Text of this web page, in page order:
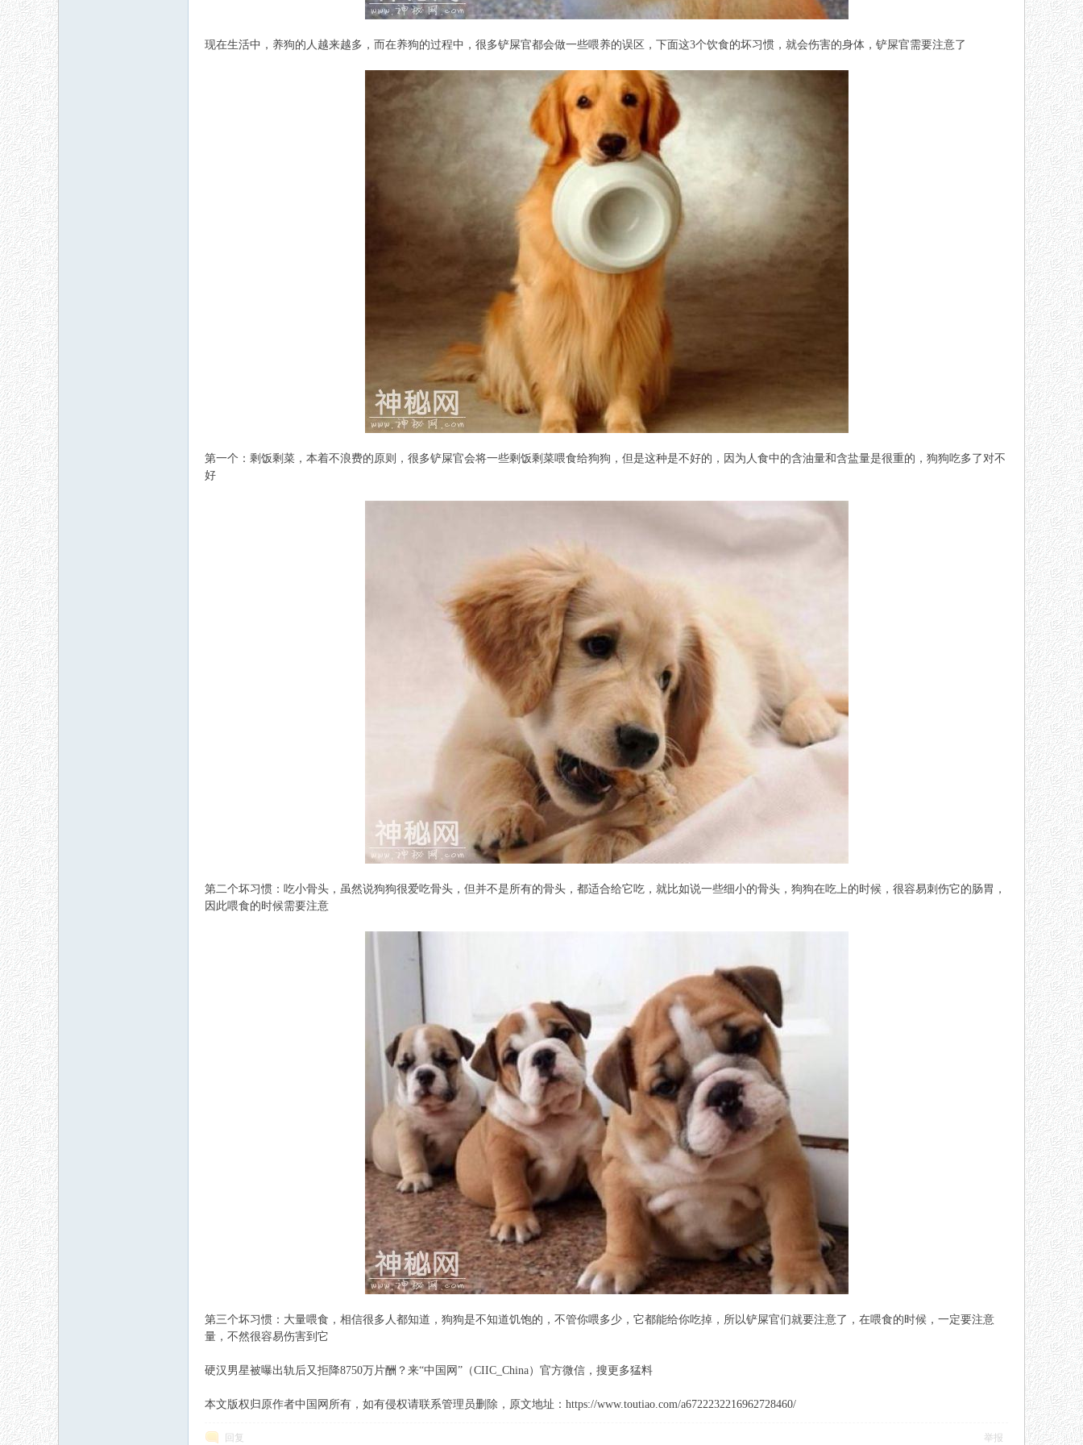
现在生活中，养狗的人越来越多，而在养狗的过程中，很多铲屎官都会做一些喂养的误区，下面这3个饮食的坏习惯，就会伤害的身体 ，铲屎官需要注意了
第一个：剩饭剩菜，本着不浪费的原则，很多铲屎官会将一些剩饭剩菜喂食给狗狗，但是这种是不好的，因为人食中的含油量和含盐量是很重的，狗狗吃多了对不
好
第二个坏习惯：吃小骨头，虽然说狗狗很爱吃骨头，但并不是所有的骨头，都适合给它吃，就比如说一些细小的骨头，狗狗在吃上的时候，很容易刺伤它的肠胃，
因此喂食的时候需要注意
第三个坏习惯：大量喂食，相信很多人都知道，狗狗是不知道饥饱的，不管你喂多少，它都能给你吃掉，所以铲屎官们就要注意了，在喂食的时候，一定要注意
量，不然很容易伤害到它
硬汉男星被曝出轨后又拒降8750万片酬？来“中国网”（CIIC_China）官方微信，搜更多猛料
本文版权归原作者中国网所有，如有侵权请联系管理员删除，原文地址：https://www.toutiao.com/a6722232216962728460/
回复 举报